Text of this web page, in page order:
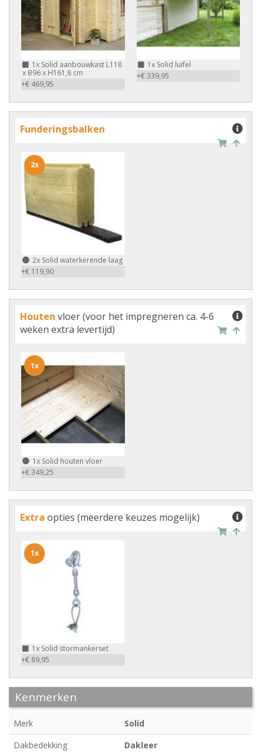
1x Solid aanbouwkast L118
x B96 x H161,8 cm
+€ 469,95
1xSolid luifel
+€ 339,95
Funderingsbalken
2x Solid waterkerende laag
+€ 119,90
2x
Houten vloer (voor het impregneren ca. 4-6
weken extra levertijd)
1x Solid houten vloer
+€ 349,25
1x
Extra opties (meerdere keuzes mogelijk)
1x Solid stormankerset
+€ 89,95
1x
Kenmerken
Merk
Solid
Dakbedekking
Dakleer